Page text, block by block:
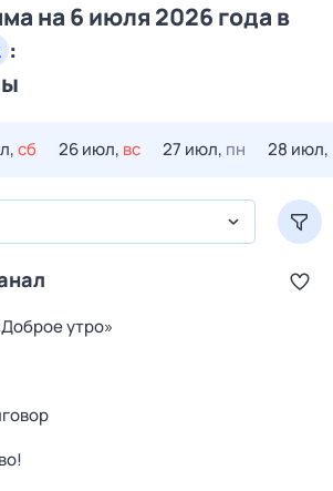
на 6 июля 2026 года в
:
сб 26 июл, вс 27 июл, пн 28 июл,
утро»